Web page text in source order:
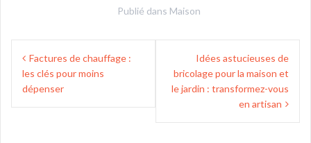
lorsqu’on est à
Publié dans Maison
Navigation
de
l’article
Factures de chauffage :
les clés pour moins
dépenser
Idées astucieuses de
bricolage pour la maison et
le jardin : transformez-vous
en artisan